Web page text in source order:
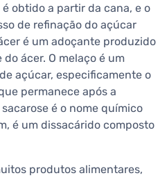
obtido a partir da cana, e o
de refinação do açúcar
é um adoçante produzido
ácer. O melaço é um
açúcar, especificamente o
permanece após a
é o nome químico
é um dissacárido composto
produtos alimentares,